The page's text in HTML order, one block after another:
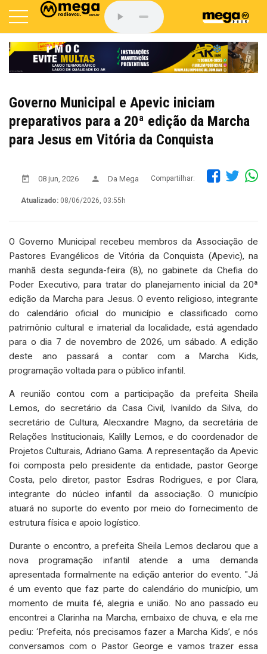
Governo Municipal e Apevic iniciam
preparativos para a 20ª edição da Marcha
para Jesus em Vitória da Conquista
08 jun, 2026 Da Mega Compartilhar:
Atualizado: 08/06/2026, 03:55h
O Governo Municipal recebeu membros da Associação de
Pastores Evangélicos de Vitória da Conquista (Apevic), na
manhã desta segunda-feira (8), no gabinete da Chefia do
Poder Executivo, para tratar do planejamento inicial da 20ª
edição da Marcha para Jesus. O evento religioso, integrante
do calendário oficial do município e classificado como
patrimônio cultural e imaterial da localidade, está agendado
para o dia 7 de novembro de 2026, um sábado. A edição
deste ano passará a contar com a Marcha Kids,
programação voltada para o público infantil.
A reunião contou com a participação da prefeita Sheila
Lemos, do secretário da Casa Civil, Ivanildo da Silva, do
secretário de Cultura, Alecxandre Magno, da secretária de
Relações Institucionais, Kalilly Lemos, e do coordenador de
Projetos Culturais, Adriano Gama. A representação da Apevic
foi composta pelo presidente da entidade, pastor George
Costa, pelo diretor, pastor Esdras Rodrigues, e por Clara,
integrante do núcleo infantil da associação. O município
atuará no suporte do evento por meio do fornecimento de
estrutura física e apoio logístico.
Durante o encontro, a prefeita Sheila Lemos declarou que a
nova programação infantil atende a uma demanda
apresentada formalmente na edição anterior do evento. "Já
é um evento que faz parte do calendário do município, um
momento de muita fé, alegria e união. No ano passado eu
encontrei a Clarinha na Marcha, embaixo de chuva, e ela me
pediu: ‘Prefeita, nós precisamos fazer a Marcha Kids’, e nós
conversamos com o Pastor George e vamos trazer essa